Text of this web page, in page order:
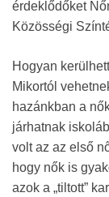
érdeklődőket
Közösségi
Hogyan
Mikortól
hazánkban a
járhatnak
volt az az első
hogy nők is
azok a „tiltott”